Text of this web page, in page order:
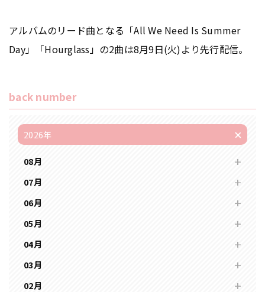
アルバムのリード曲となる「All We Need Is Summer
Day」「Hourglass」の2曲は8月9日(火)より先行配信。
back number
2026年
08月
07月
06月
05月
04月
03月
02月